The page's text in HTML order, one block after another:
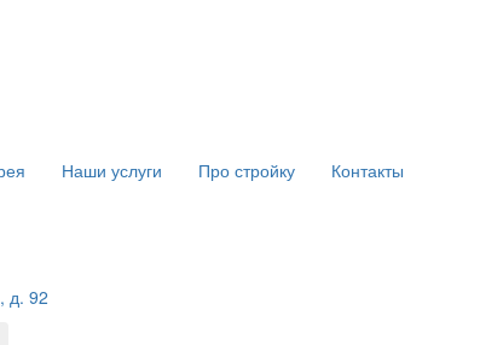
Наши услуги Про стройку Контакты
д. 92